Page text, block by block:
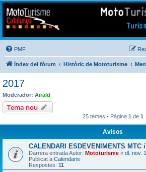
Mototurisme
Turisme en moto en català
PMF
Índex del fòrum Històric de Mototurisme
2017
Moderador: Airald
Tema nou
25 temes • Pàgina 1 de 1
Avisos
CALENDARI ESDEVENIMENTS MTC
Darrera entrada Autor: Mototurisme « dl. nov.
Publicat a Calendaris
Respostes: 11